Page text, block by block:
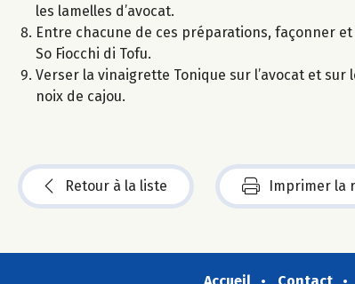
les lamelles d’avocat.
Entre chacune de ces préparations, façonner
So Fiocchi di Tofu.
Verser la vinaigrette Tonique sur l’avocat et
noix de cajou.
Retour à la liste Imprimer la